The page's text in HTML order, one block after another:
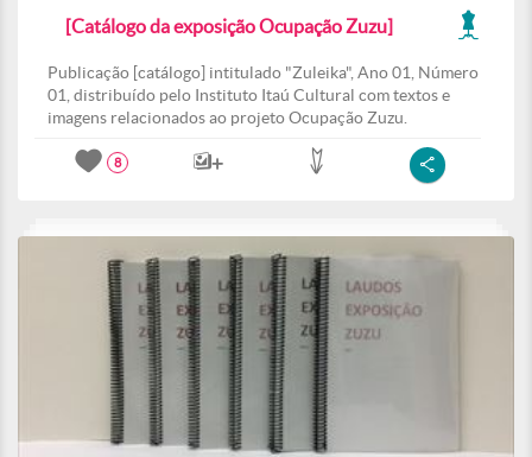
[Catálogo da exposição Ocupação Zuzu]
Publicação [catálogo] intitulado "Zuleika", Ano 01, Número
01, distribuído pelo Instituto Itaú Cultural com textos e
imagens relacionados ao projeto Ocupação Zuzu.
8